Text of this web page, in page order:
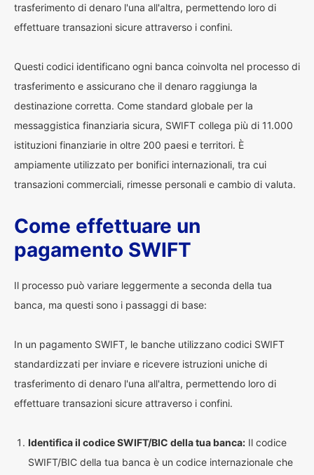
trasferimento di denaro l'una all'altra, permettendo loro di
effettuare transazioni sicure attraverso i confini.
Questi codici identificano ogni banca coinvolta nel processo di
trasferimento e assicurano che il denaro raggiunga la
destinazione corretta. Come standard globale per la
messaggistica finanziaria sicura, SWIFT collega più di 11.000
istituzioni finanziarie in oltre 200 paesi e territori. È
ampiamente utilizzato per bonifici internazionali, tra cui
transazioni commerciali, rimesse personali e cambio di valuta.
Come effettuare un
pagamento SWIFT
Il processo può variare leggermente a seconda della tua
banca, ma questi sono i passaggi di base:
In un pagamento SWIFT, le banche utilizzano codici SWIFT
standardizzati per inviare e ricevere istruzioni uniche di
trasferimento di denaro l'una all'altra, permettendo loro di
effettuare transazioni sicure attraverso i confini.
Identifica il codice SWIFT/BIC della tua banca: Il codice
SWIFT/BIC della tua banca è un codice internazionale che